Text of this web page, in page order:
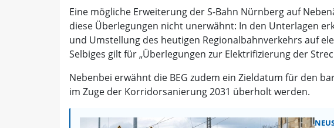
Eine mögliche Erweiterung der S-Bahn Nürnberg auf
diese Überlegungen nicht unerwähnt: In den Unterlagen
und Umstellung des heutigen Regionalbahnverkehrs auf
Selbiges gilt für „Überlegungen zur Elektrifizierung der
Nebenbei erwähnt die BEG zudem ein Zieldatum für den
im Zuge der Korridorsanierung 2031 überholt werden.